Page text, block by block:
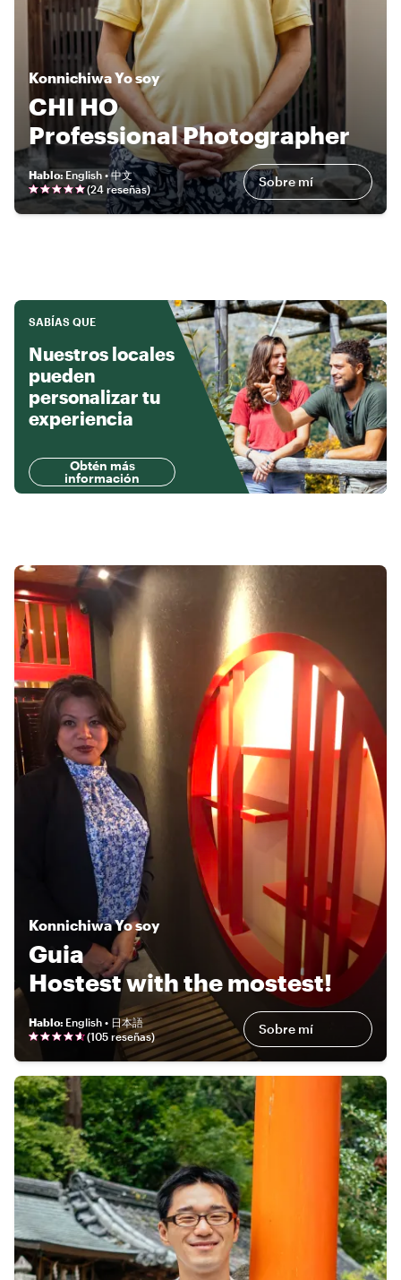
KonnichiwaYo soy
CHI HO
Professional Photographer
Hablo:English • 中文
(24 reseñas) Sobre mí
SABÍAS QUE
Nuestros locales
pueden
personalizar tu
experiencia
Obtén más
información
KonnichiwaYo soy
Guia
Hostest with the mostest!
Hablo: English • 日本語
(105 reseñas) Sobre mí